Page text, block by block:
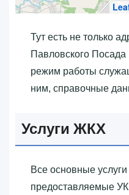
Тут есть не только
Павловского
режим работы
ним, справочные
Услуги ЖКХ
Все основные
предоставляемые